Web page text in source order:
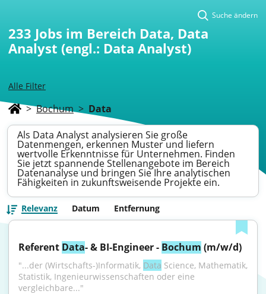
Alle Filter
Suche ändern
233 Jobs im Bereich Data, Data
Analyst (engl.: Data Analyst)
> Bochum > Data
Als Data Analyst analysieren Sie große
Datenmengen, erkennen Muster und liefern
wertvolle Erkenntnisse für Unternehmen. Finden
Sie jetzt spannende Stellenangebote im Bereich
Datenanalyse und bringen Sie Ihre analytischen
Fähigkeiten in zukunftsweisende Projekte ein.
Relevanz Datum Entfernung
Referent Data- & BI-Engineer - Bochum (m/w/d)
"...der (Wirtschafts-)Informatik, Data Science, Mathematik,
Statistik, Ingenieurwissenschaften oder eine
vergleichbare..."